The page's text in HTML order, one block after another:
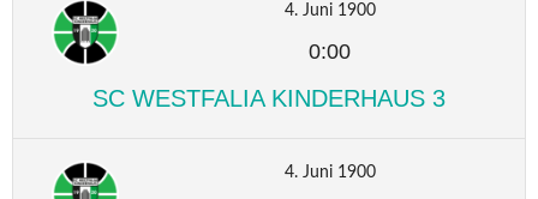
4. Juni 1900
0:00
SC WESTFALIA KINDERHAUS 3
4. Juni 1900